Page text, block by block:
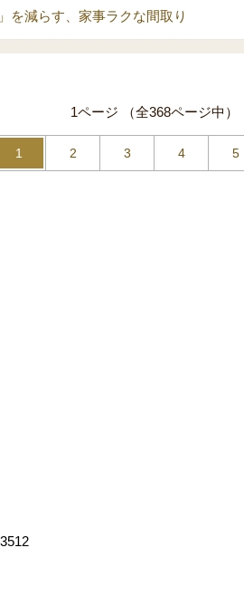
を減らす、家事ラクな間取り
1ページ （全368ページ中）
1 2 3 4 5